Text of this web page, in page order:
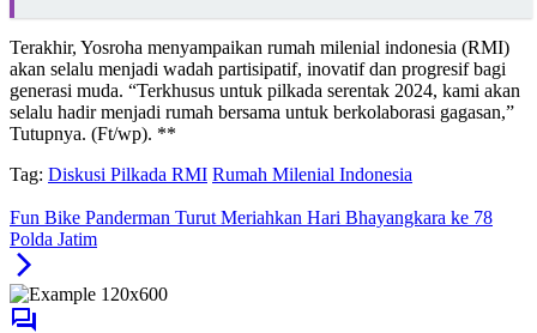
Terakhir, Yosroha menyampaikan rumah milenial indonesia (RMI)
akan selalu menjadi wadah partisipatif, inovatif dan progresif bagi
generasi muda. “Terkhusus untuk pilkada serentak 2024, kami akan
selalu hadir menjadi rumah bersama untuk berkolaborasi gagasan,”
Tutupnya. (Ft/wp). **
Tag: Diskusi Pilkada RMI Rumah Milenial Indonesia
Fun Bike Panderman Turut Meriahkan Hari Bhayangkara ke 78
Polda Jatim